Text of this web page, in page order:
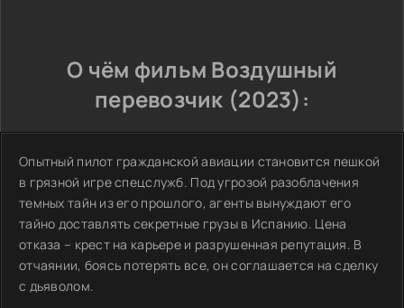
О чём фильм Воздушный
перевозчик (2023):
Опытный пилот гражданской авиации становится пешкой
в грязной игре спецслужб. Под угрозой разоблачения
темных тайн из его прошлого, агенты вынуждают его
тайно доставлять секретные грузы в Испанию. Цена
отказа – крест на карьере и разрушенная репутация. В
отчаянии, боясь потерять все, он соглашается на сделку
с дьяволом.